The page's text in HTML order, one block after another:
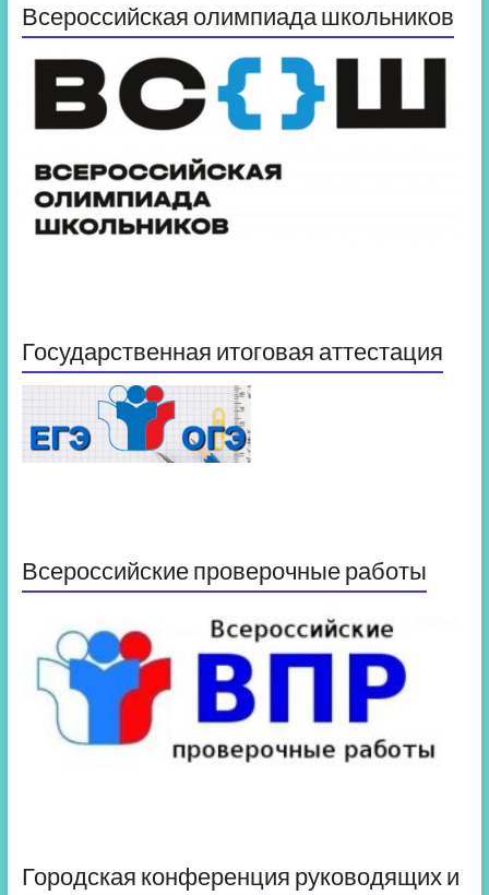
Всероссийская олимпиада школьников
Государственная итоговая аттестация
Всероссийские проверочные работы
Городская конференция руководящих и